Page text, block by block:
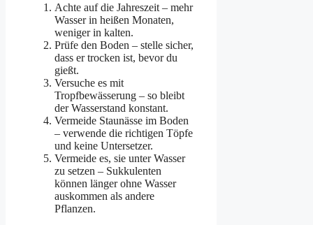
Achte auf die Jahreszeit – mehr
Wasser in heißen Monaten,
weniger in kalten.
Prüfe den Boden – stelle sicher,
dass er trocken ist, bevor du
gießt.
Versuche es mit
Tropfbewässerung – so bleibt
der Wasserstand konstant.
Vermeide Staunässe im Boden
– verwende die richtigen Töpfe
und keine Untersetzer.
Vermeide es, sie unter Wasser
zu setzen – Sukkulenten
können länger ohne Wasser
auskommen als andere
Pflanzen.